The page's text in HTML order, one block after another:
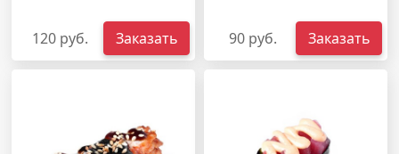
120 руб. Заказать 90 руб. Заказать